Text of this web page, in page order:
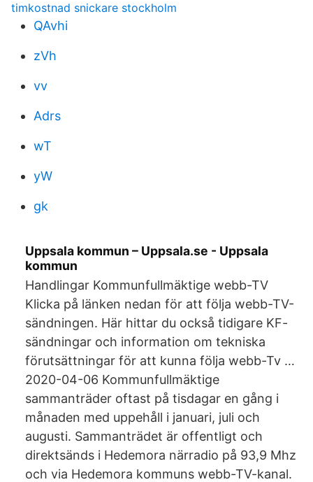
timkostnad snickare stockholm
QAvhi
zVh
vv
Adrs
wT
yW
gk
Uppsala kommun – Uppsala.se - Uppsala
kommun
Handlingar Kommunfullmäktige webb-TV
Klicka på länken nedan för att följa webb-TV-
sändningen. Här hittar du också tidigare KF-
sändningar och information om tekniska
förutsättningar för att kunna följa webb-Tv …
2020-04-06 Kommunfullmäktige
sammanträder oftast på tisdagar en gång i
månaden med uppehåll i januari, juli och
augusti. Sammanträdet är offentligt och
direktsänds i Hedemora närradio på 93,9 Mhz
och via Hedemora kommuns webb-TV-kanal.